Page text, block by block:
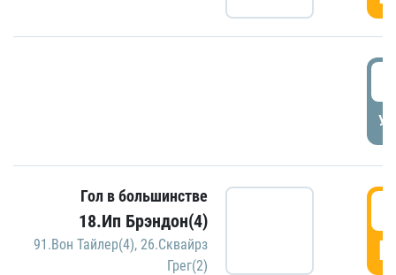
Гол в большинстве
18.Ип Брэндон(4)
91.Вон Тайлер(4), 26.Сквайрз
Грег(2)